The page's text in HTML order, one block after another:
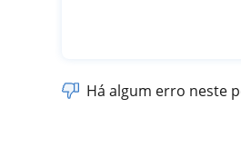
Há algum erro neste